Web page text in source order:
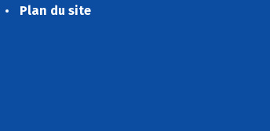
Plan du site